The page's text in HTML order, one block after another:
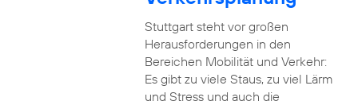
Stuttgart steht vor großen
Herausforderungen in den
Bereichen Mobilität und Verkehr:
Es gibt zu viele Staus, zu viel Lärm
und Stress und auch die